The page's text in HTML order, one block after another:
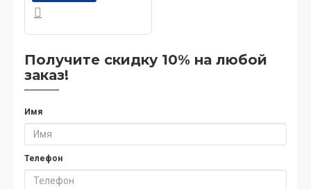
Получите скидку 10% на любой
заказ!
Имя
Телефон